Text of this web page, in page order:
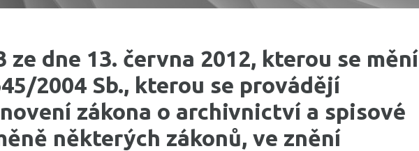
ze dne 13. června 2012, kterou se mění
2004 Sb., kterou se provádějí
zákona o archivnictví a spisové
některých zákonů, ve znění